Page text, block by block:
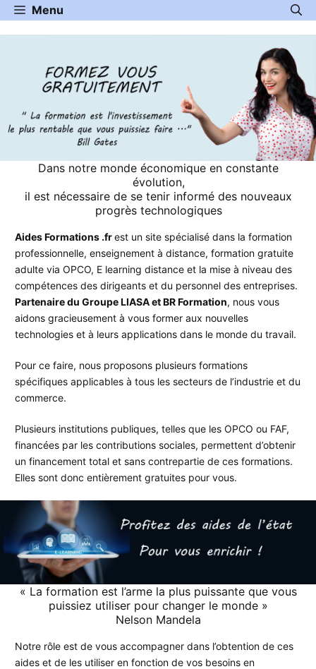
Aller
au
Menu
Dans notre monde économique en constante
évolution,
il est nécessaire de se tenir informé des nouveaux
progrès technologiques
Aides Formations .frest un site spécialisé dans la formation
professionnelle, enseignement à distance, formation gratuite
adulte via OPCO, E learning distance et la mise à niveau des
compétences des dirigeants et du personnel des entreprises.
Partenaire du Groupe LIASA et BR Formation, nous vous
aidons gracieusement à vous former aux nouvelles
technologies et à leurs applications dans le monde du travail.
Pour ce faire, nous proposons plusieurs formations
spécifiques applicables à tous les secteurs de l’industrie et du
commerce.
Plusieurs institutions publiques, telles que les OPCO ou FAF,
financées par les contributions sociales, permettent d’obtenir
un financement total et sans contrepartie de ces formations.
Elles sont donc entièrement gratuites pour vous.
« La formation est l’arme la plus puissante que vous
puissiez utiliser pour changer le monde »
Nelson Mandela
Notre rôle est de vous accompagner dans l’obtention de ces
aides et de les utiliser en fonction de vos besoins en